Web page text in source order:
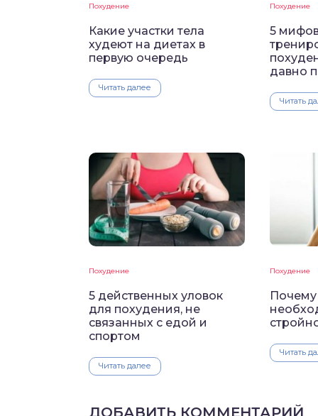
Похудение
Какие участки тела
худеют на диетах в
первую очередь
Читать далее
Похудение
5
давно
Читать
Похудение
5 действенных уловок
для похудения, не
связанных с едой и
спортом
Читать далее
Похудение
Читать
ДОБАВИТЬ КОММЕНТАРИЙ